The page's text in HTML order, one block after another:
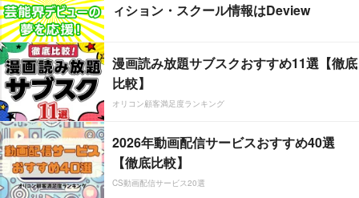
ィション・スクール情報はDeview
漫画読み放題サブスクおすすめ11選【徹底
比較】
オリコン顧客満足度ランキング
2026年動画配信サービスおすすめ40選
【徹底比較】
CS動画配信サービス20選